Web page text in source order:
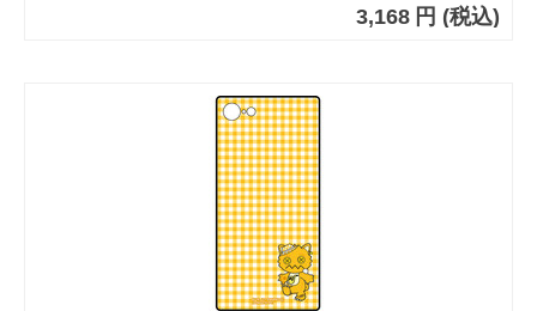
3,168 円 (税込)